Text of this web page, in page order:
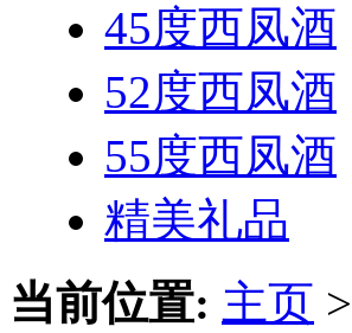
45度西凤酒
52度西凤酒
55度西凤酒
精美礼品
当前位置: 主页 >